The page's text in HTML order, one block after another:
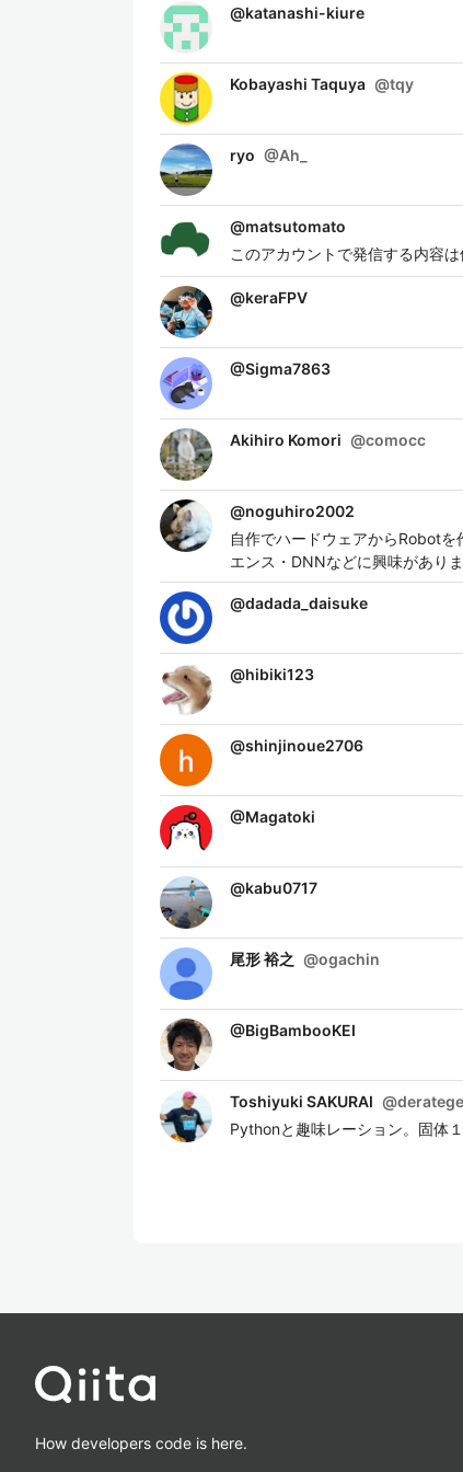
@katanashi-kiure
Kobayashi Taquya @tqy
ryo @Ah_
@matsutomato
このアカウントで発信する内容
@keraFPV
@Sigma7863
Akihiro Komori @comocc
@noguhiro2002
自作でハードウェアからRobot
エンス・DNNなどに興味がありま
@dadada_daisuke
@hibiki123
@shinjinoue2706
@Magatoki
@kabu0717
尾形 裕之 @ogachin
@BigBambooKEI
Toshiyuki SAKURAI @deratege
Pythonと趣味レーション。固体
How developers code is here.